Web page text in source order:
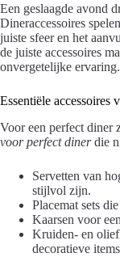
Een geslaagde avond
Dineraccessoires
juiste sfeer en het
de juiste accessoires
onvergetelijke ervaring.
Essentiële accessoires
Voor een perfect diner
voor perfect dinerdie
Servetten van
stijlvol zijn.
Placemat sets
Kaarsen voor
Kruiden- en
decoratieve